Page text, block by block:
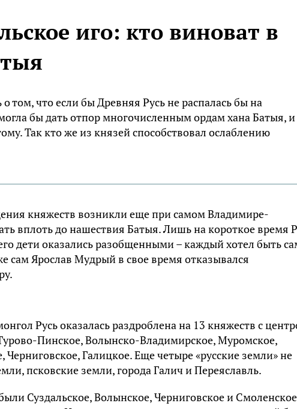
иго: кто виноват в
том, что если бы Древняя Русь не распалась бы на
бы дать отпор многочисленным ордам хана Батыя, и
Так кто же из князей способствовал ослаблению
княжеств возникли еще при самом Владимире-
вплоть до нашествия Батыя. Лишь на короткое время
дети оказались разобщенными – каждый хотел быть
сам Ярослав Мудрый в свое время отказывался
Русь оказалась раздроблена на 13 княжеств с
Пинское, Волынско-Владимирское, Муромское,
Черниговское, Галицкое. Еще четыре «русские земли» не
псковские земли, города Галич и Переяславль.
Суздальское, Волынское, Черниговское и